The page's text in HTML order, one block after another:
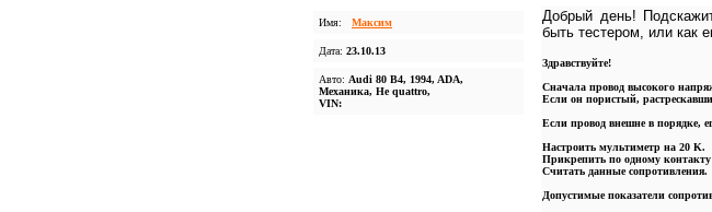
Имя: Максим
Дата: 23.10.13
Авто: Audi 80 B4, 1994, ADA,
Механика, Не quattro,
VIN:
Добрый день!
быть тестером, или как
Здравствуйте!
Сначала провод высокого
Если он пористый,
Если провод внешне в порядке,
Настроить мультиметр на 20 K.
Прикрепить по одному
Считать данные сопротивления.
Допустимые показатели